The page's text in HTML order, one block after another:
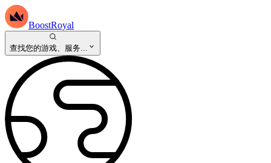
BoostRoyal
查找您的游戏、服务...